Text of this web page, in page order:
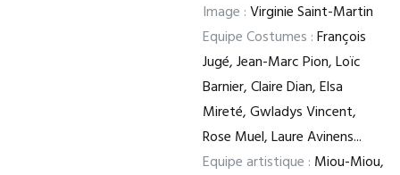
Image :Virginie Saint-Martin
Equipe Costumes :François
Jugé, Jean-Marc Pion, Loïc
Barnier, Claire Dian, Elsa
Mireté, Gwladys Vincent,
Rose Muel, Laure Avinens...
Equipe artistique : Miou-Miou,